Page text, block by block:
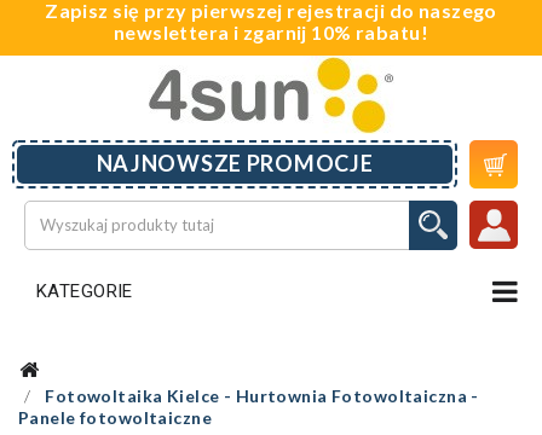
Zapisz się przy pierwszej rejestracji do naszego
newslettera i zgarnij 10% rabatu!
KATEGORIE
NAJNOWSZE PROMOCJE 
Fotowoltaika Kielce - Hurtownia Fotowoltaiczna -
Panele fotowoltaiczne